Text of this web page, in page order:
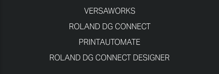
VERSAWORKS
ROLAND DG CONNECT
PRINTAUTOMATE
ROLAND DG CONNECT DESIGNER